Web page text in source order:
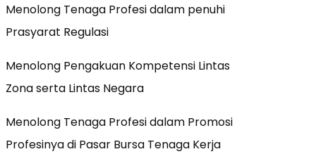
Menolong Tenaga Profesi dalam penuhi
Prasyarat Regulasi
Menolong Pengakuan Kompetensi Lintas
Zona serta Lintas Negara
Menolong Tenaga Profesi dalam Promosi
Profesinya di Pasar Bursa Tenaga Kerja